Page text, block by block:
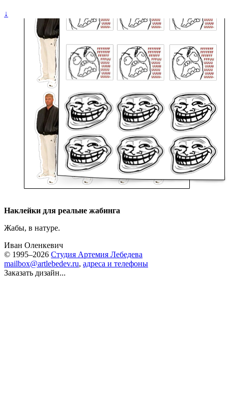
↓
Наклейки для реальне жабинга
Жабы, в натуре.
Иван Оленкевич
© 1995–2026 Студия Артемия Лебедева
mailbox@artlebedev.ru, адреса и телефоны
Заказать дизайн...